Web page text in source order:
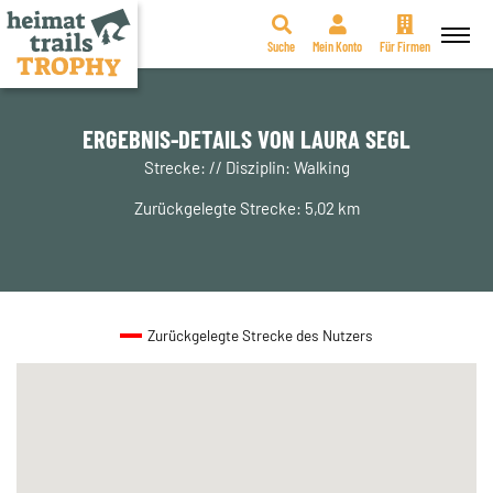
Zum
Suche Mein Konto Für Firmen
ERGEBNIS-DETAILS VON LAURA SEGL
Strecke: // Disziplin: Walking
Zurückgelegte Strecke: 5,02 km
Zurückgelegte Strecke des Nutzers